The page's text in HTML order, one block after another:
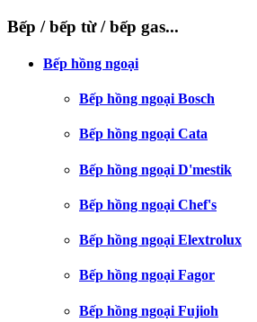
Bếp / bếp từ / bếp gas...
Bếp hồng ngoại
Bếp hồng ngoại Bosch
Bếp hồng ngoại Cata
Bếp hồng ngoại D'mestik
Bếp hồng ngoại Chef's
Bếp hồng ngoại Elextrolux
Bếp hồng ngoại Fagor
Bếp hồng ngoại Fujioh